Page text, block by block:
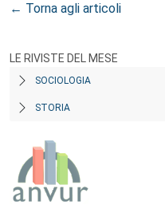
← Torna agli articoli
LE RIVISTE DEL MESE
SOCIOLOGIA
STORIA